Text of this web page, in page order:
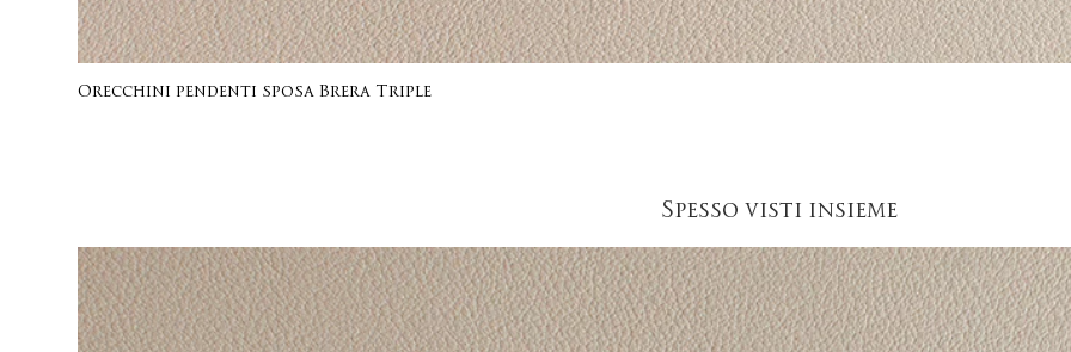
Orecchini pendenti sposa Brera Triple
Spesso visti insieme